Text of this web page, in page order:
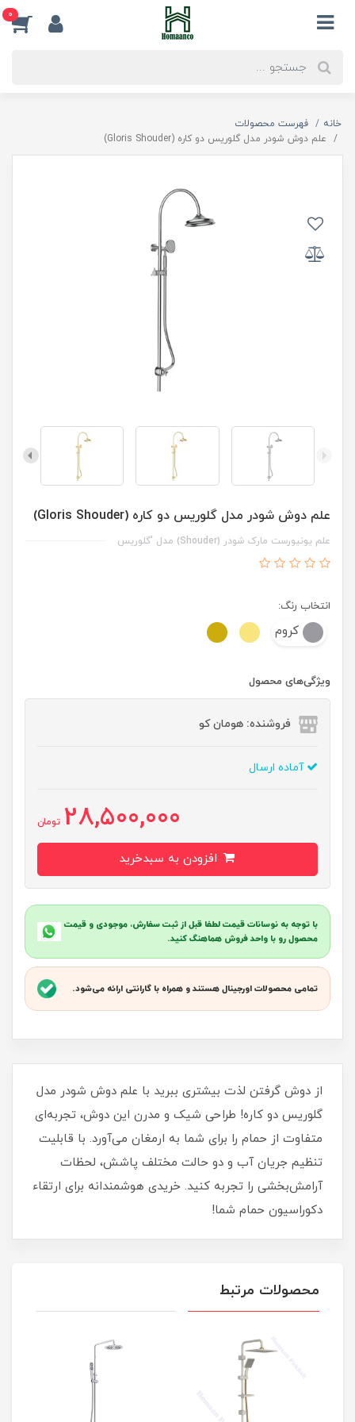
0
خانه
فهرست محصولات
علم دوش شودر مدل گلوریس دو کاره (Gloris Shouder)
علم دوش شودر مدل گلوریس دو کاره (Gloris Shouder)
علم یونیورست مارک شودر (Shouder) مدل 'گلوریس
انتخاب رنگ:
کروم
ویژگی‌های محصول
فروشنده: هومان کو
آماده ارسال
28,500,000 تومان
با توجه به نوسانات قیمت لطفا قبل از ثبت سفارش، موجودی و قیمت
محصول رو با واحد فروش هماهنگ کنید.
تمامی محصولات اورجینال هستند و همراه با گارانتی ارائه می‌شود.
از دوش گرفتن لذت بیشتری ببرید با علم دوش شودر مدل
گلوریس دو کاره! طراحی شیک و مدرن این دوش، تجربه‌ای
متفاوت از حمام را برای شما به ارمغان می‌آورد. با قابلیت
تنظیم جریان آب و دو حالت مختلف پاشش، لحظات
آرامش‌بخشی را تجربه کنید. خریدی هوشمندانه برای ارتقاء
دکوراسیون حمام شما!
محصولات مرتبط